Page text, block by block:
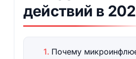
действий в
Почему